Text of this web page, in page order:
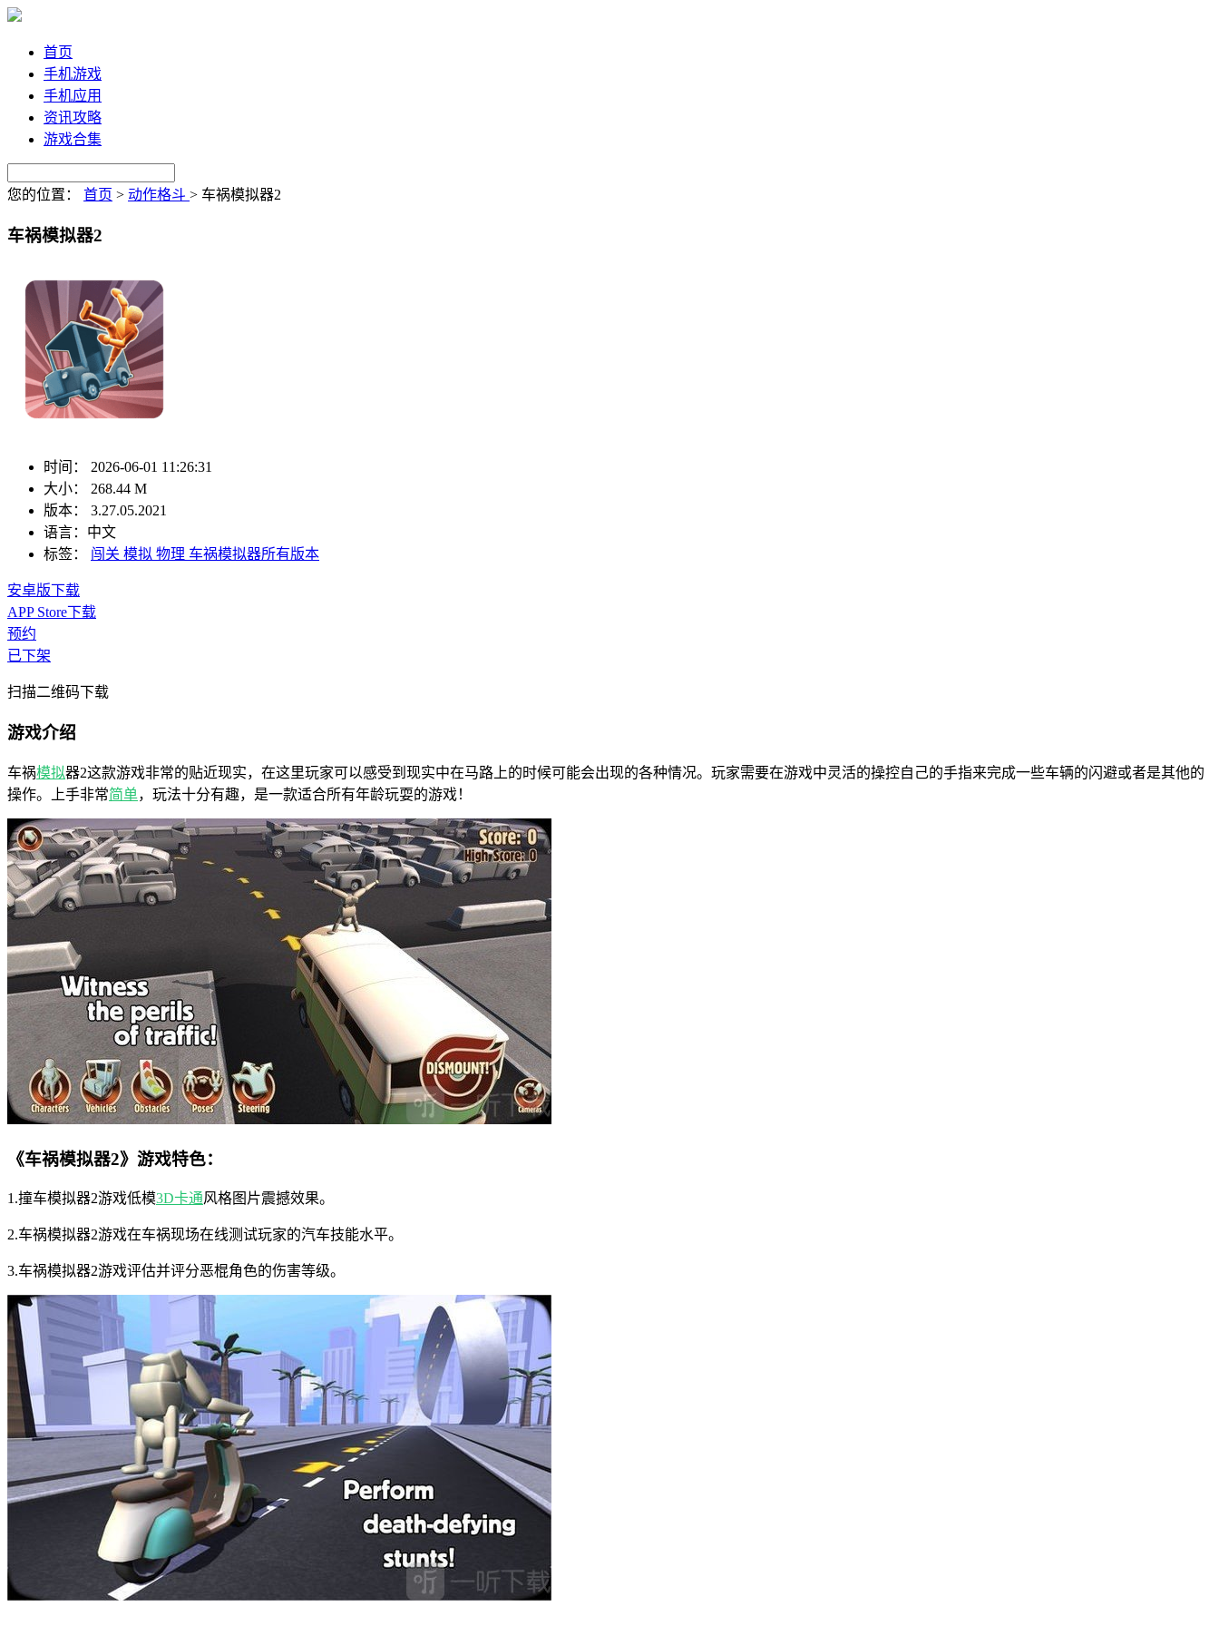
首页
手机游戏
手机应用
资讯攻略
游戏合集
您的位置： 首页 > 动作格斗 > 车祸模拟器2
车祸模拟器2
时间：
2026-06-01 11:26:31
大小：
268.44 M
版本：
3.27.05.2021
语言： 中文
标签：
闯关 模拟 物理 车祸模拟器所有版本
安卓版下载
APP Store下载
预约
已下架
扫描二维码下载
游戏介绍
车祸模拟器2这款游戏非常的贴近现实，在这里玩家可以感受到现实中在马路上的时候可能会出现的各种情况。玩家需要在游戏中灵活的操控自己的手指来完成一些车辆的闪避或者是其他的
操作。上手非常简单，玩法十分有趣，是一款适合所有年龄玩耍的游戏！
《车祸模拟器2》游戏特色：
1.撞车模拟器2游戏低模3D卡通风格图片震撼效果。
2.车祸模拟器2游戏在车祸现场在线测试玩家的汽车技能水平。
3.车祸模拟器2游戏评估并评分恶棍角色的伤害等级。